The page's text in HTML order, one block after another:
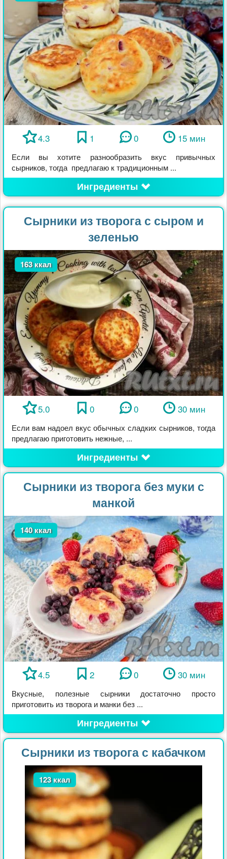
4.3 1 0 15 мин
Если вы хотите разнообразить вкус привычных
сырников, тогда предлагаю к традиционным ...
Ингредиенты
Сырники из творога с сыром и
зеленью
163 ккал
5.0 0 0 30 мин
Если вам надоел вкус обычных сладких сырников, тогда
предлагаю приготовить нежные, ...
Ингредиенты
Сырники из творога без муки с
манкой
140 ккал
4.5 2 0 30 мин
Вкусные, полезные сырники достаточно просто
приготовить из творога и манки без ...
Ингредиенты
Сырники из творога с кабачком
123 ккал